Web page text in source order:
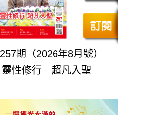
期（2026年8月號）
靈性修行 超凡入聖